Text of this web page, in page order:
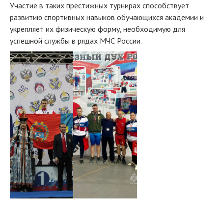
Участие в таких престижных турнирах способствует
развитию спортивных навыков обучающихся академии и
укрепляет их физическую форму, необходимую для
успешной службы в рядах МЧС России.